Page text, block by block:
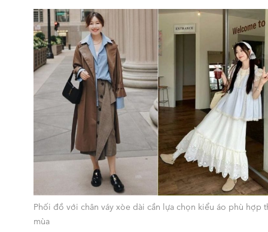
Phối đồ với chân váy xòe dài cần lựa chọn kiểu áo phù hợp
mùa